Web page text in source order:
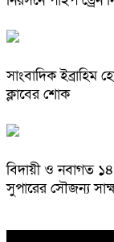
সাংবাদিক ইব্রাহিম
ক্লাবের শোক
বিদায়ী ও নবাগত
সুপারের সৌজন্য